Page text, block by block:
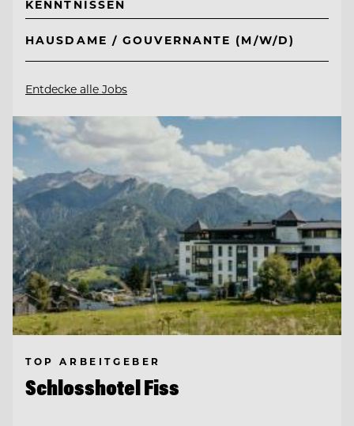
KENNTNISSEN
HAUSDAME / GOUVERNANTE (M/W/D)
Entdecke alle Jobs
TOP ARBEITGEBER
Schlosshotel Fiss